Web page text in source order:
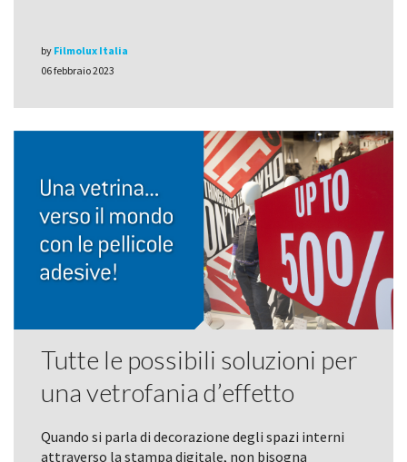
by Filmolux Italia
06 febbraio 2023
Tutte le possibili soluzioni per
una vetrofania d’effetto
Quando si parla di decorazione degli spazi interni
attraverso la stampa digitale, non bisogna